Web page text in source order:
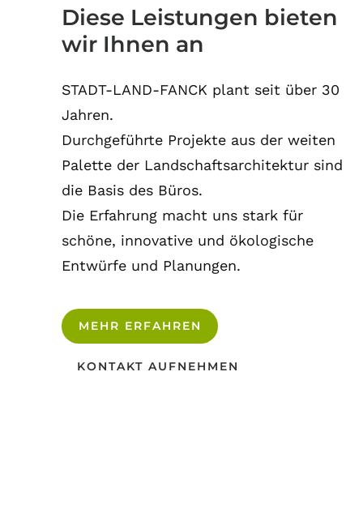
Diese Leistungen bieten
wir Ihnen an
STADT-LAND-FANCK plant seit über 30
Jahren.
Durchgeführte Projekte aus der weiten
Palette der Landschaftsarchitektur sind
die Basis des Büros.
Die Erfahrung macht uns stark für
schöne, innovative und ökologische
Entwürfe und Planungen.
MEHR ERFAHREN
KONTAKT AUFNEHMEN